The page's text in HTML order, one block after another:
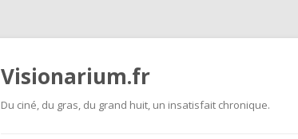
Visionarium.fr
Du ciné, du gras, du grand huit, un insatisfait chronique.